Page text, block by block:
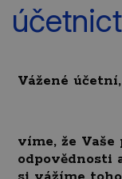
Vážené
víme, že Vaše
odpovědnosti